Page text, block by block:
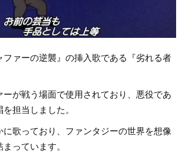
ファーの逆襲』の挿入歌である『劣れる者
ーが戦う場面で使用されており、悪役であ
担当しました。
に歌っており、ファンタジーの世界を想像
っています。